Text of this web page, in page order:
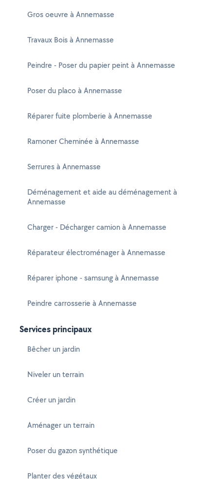
Gros oeuvre à Annemasse
Travaux Bois à Annemasse
Peindre - Poser du papier peint à Annemasse
Poser du placo à Annemasse
Réparer fuite plomberie à Annemasse
Ramoner Cheminée à Annemasse
Serrures à Annemasse
Déménagement et aide au déménagement à
Annemasse
Charger - Décharger camion à Annemasse
Réparateur électroménager à Annemasse
Réparer iphone - samsung à Annemasse
Peindre carrosserie à Annemasse
Services principaux
Bêcher un jardin
Niveler un terrain
Créer un jardin
Aménager un terrain
Poser du gazon synthétique
Planter des végétaux